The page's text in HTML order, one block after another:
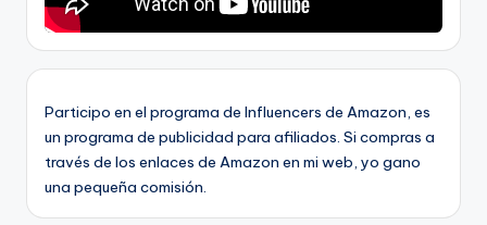
Participo en el programa de Influencers de Amazon, es
un programa de publicidad para afiliados. Si compras a
través de los enlaces de Amazon en mi web, yo gano
una pequeña comisión.